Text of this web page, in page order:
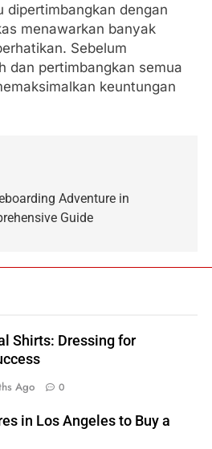
dipertimbangkan dengan
menawarkan banyak
Sebelum
dan pertimbangkan semua
keuntungan
Adventure in
Guide
Shirts: Dressing for
Ago 0
in Los Angeles to Buy a